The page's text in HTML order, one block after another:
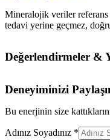
Mineralojik veriler referans
tedavi yerine geçmez,
Değerlendirmeler &
Deneyiminizi
Bu enerjinin size
Adınız Soyadınız *